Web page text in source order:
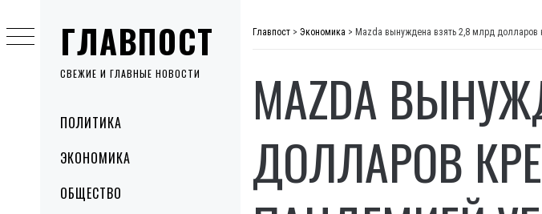
ГЛАВПОСТ
СВЕЖИЕ И ГЛАВНЫЕ НОВОСТИ
MenuПОЛИТИКА
ЭКОНОМИКА
ОБЩЕСТВО
to
content
Главпост > Экономика > Mazda вынуждена взять 2,8 млрд
MAZDA
ДОЛЛАРОВ